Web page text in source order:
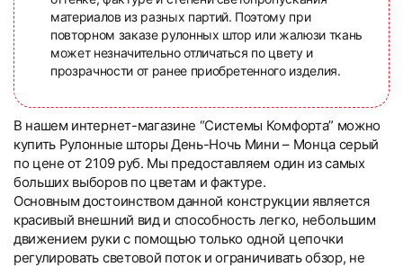
материалов из разных партий. Поэтому при
повторном заказе рулонных штор или жалюзи ткань
может незначительно отличаться по цвету и
прозрачности от ранее приобретенного изделия.
В нашем интернет-магазине “Системы Комфорта” можно
купить Рулонные шторы День-Ночь Мини – Монца серый
по цене от 2109 руб. Мы предоставляем один из самых
больших выборов по цветам и фактуре.
Основным достоинством данной конструкции является
красивый внешний вид и способность легко, небольшим
движением руки с помощью только одной цепочки
регулировать световой поток и ограничивать обзор, не